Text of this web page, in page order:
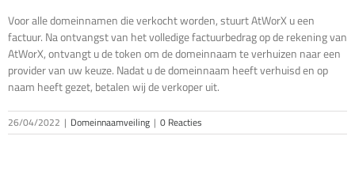
Voor alle domeinnamen die verkocht worden, stuurt AtWorX u een
factuur. Na ontvangst van het volledige factuurbedrag op de rekening van
AtWorX, ontvangt u de token om de domeinnaam te verhuizen naar een
provider van uw keuze. Nadat u de domeinnaam heeft verhuisd en op
naam heeft gezet, betalen wij de verkoper uit.
26/04/2022 | Domeinnaamveiling | 0 Reacties